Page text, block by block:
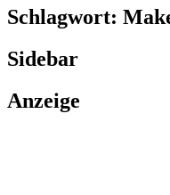
Schlagwort:
Sidebar
Anzeige